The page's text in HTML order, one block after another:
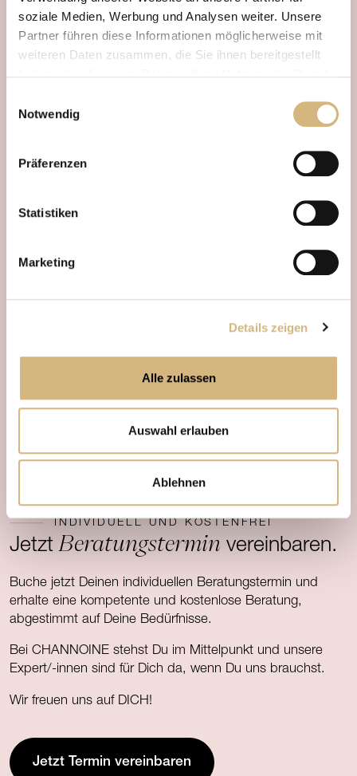
soziale Medien, Werbung und Analysen weiter. Unsere
Partner führen diese Informationen möglicherweise mit
weiteren Daten zusammen, die Sie ihnen bereitgestellt
und im
mehr darüber, wer wir sind, wie Sie uns
kontaktieren können und wie wir personenbezogene
Notwendig
Präferenzen
Statistiken
Marketing
Details zeigen
Alle zulassen
Auswahl erlauben
Ablehnen
Leitwirkstoffe
INDIVIDUELL UND KOSTENFREI
JetztBeratungstermin vereinbaren.
Buche jetzt Deinen individuellen Beratungstermin und
erhalte eine kompetente und kostenlose Beratung,
abgestimmt auf Deine Bedürfnisse.
Bei CHANNOINE stehst Du im Mittelpunkt und unsere
Expert/-innen sind für Dich da, wenn Du uns brauchst.
Wir freuen uns auf DICH!
Jetzt Termin vereinbaren